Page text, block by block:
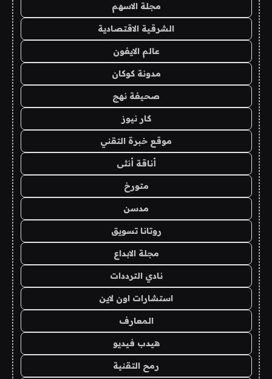
مجلة الاسهم
الشرقية الاقتصادية
عالم الايفون
مدونة كوكان
صحيفة نهج
كار نيوز
موقع خبرة التقني
أناقة أنثى
متورخ
مدسن
روتانا تسويق
مجلة الابداع
نادي الترددات
استشارات اون لاين
المعارف
هيدب فيديو
رمح التقنية